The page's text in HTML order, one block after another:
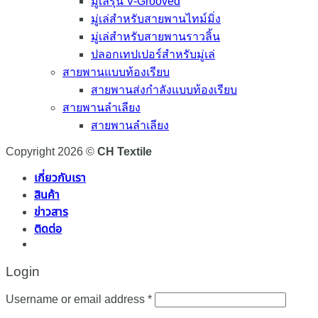
มู่เล่สำหรับสายพานไทม์มิ่ง
มู่เล่สำหรับสายพานราวลิ้น
ปลอกเทปเปอร์สำหรับมู่เล่
สายพานแบบท้องเรียบ
สายพานส่งกำลังแบบท้องเรียบ
สายพานลำเลียง
สายพานลำเลียง
Copyright 2026 © CH Textile
เกี่ยวกับเรา
สินค้า
ข่าวสาร
ติดต่อ
Login
Username or email address *Required